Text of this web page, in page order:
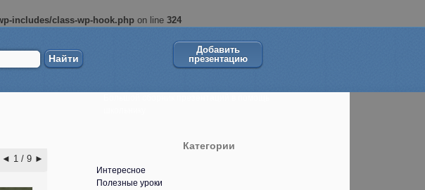
includes/class-wp-hook.php on line 324
Добавить
презентацию
◄ 1 / 9 ►
Категории
Интересное
Полезные уроки